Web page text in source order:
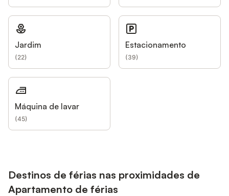
Jardim
(22)
Estacionamento
(39)
Máquina de lavar
(45)
Destinos de férias nas proximidades de
Apartamento de férias